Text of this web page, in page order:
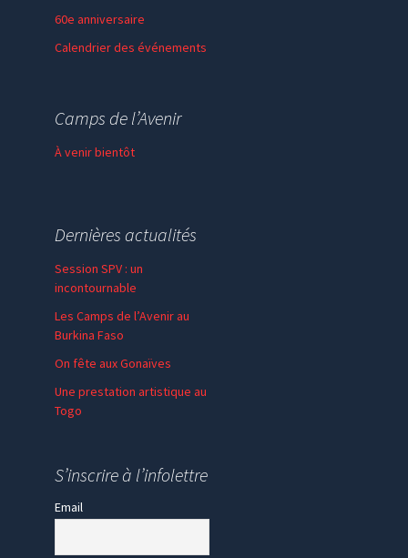
60e anniversaire
Calendrier des événements
Faire un don
Camps de l’Avenir
À venir bientôt
Dernières actualités
Session SPV : un
incontournable
Les Camps de l’Avenir au
Burkina Faso
On fête aux Gonaïves
Une prestation artistique au
Togo
S’inscrire à l’infolettre
Email